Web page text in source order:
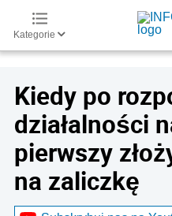
Kategorie
Kiedy po
działalności
pierwszy
na zaliczkę